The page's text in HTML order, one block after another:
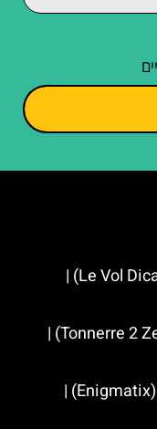
רכבת ההרים "טיסת איקרוס" – (Le Vol Dicare) |
רכבת ההרים הזעם של זאוס – (Tonnerre 2 Zeus) |
אטרקציית החשיבה: אניגמטיקס – (Enigmatix) |